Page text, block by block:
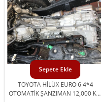
TOYOTA HİLÜX EURO 6 4*4
OTOMATİK ŞANZIMAN 12,000 KM
Sepete Ekle